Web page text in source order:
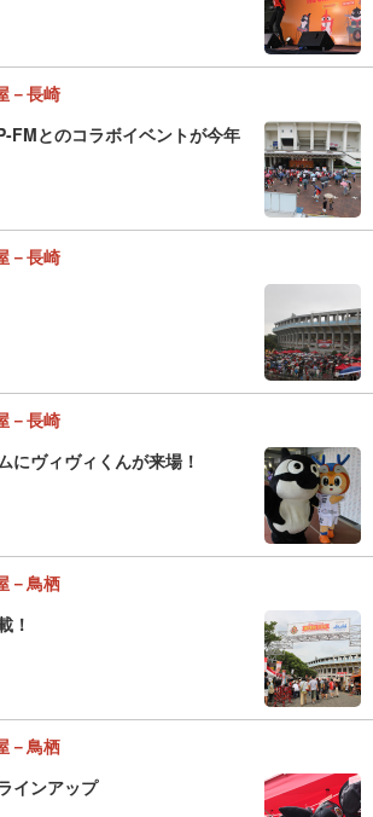
－長崎
FMとのコラボイベントが今年
－長崎
－長崎
にヴィヴィくんが来場！
－鳥栖
！
－鳥栖
インアップ